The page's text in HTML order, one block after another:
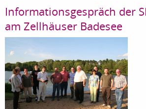
Informationsgespräch der
am Zellhäuser Badesee